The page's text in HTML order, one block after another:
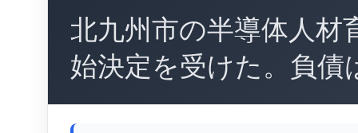
北九州市の半導体人材
始決定を受けた。負債